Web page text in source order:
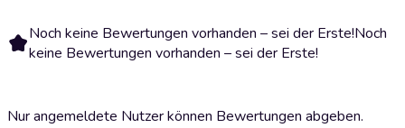
Noch keine Bewertungen vorhanden – sei der Erste!Noch
keine Bewertungen vorhanden – sei der Erste!
Nur angemeldete Nutzer können Bewertungen abgeben.